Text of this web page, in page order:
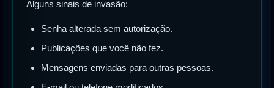
Alguns sinais de invasão:
Senha alterada sem autorização.
Publicações que você não fez.
Mensagens enviadas para outras pessoas.